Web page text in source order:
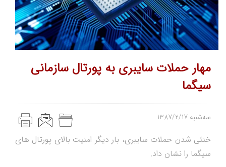
مهار حملات سایبری به پورتال سازمانی
سیگما
1387/2/17 سه‌شنبه
خنثی شدن حملات سایبری، بار دیگر امنیت بالای پورتال های
سیگما را نشان داد.